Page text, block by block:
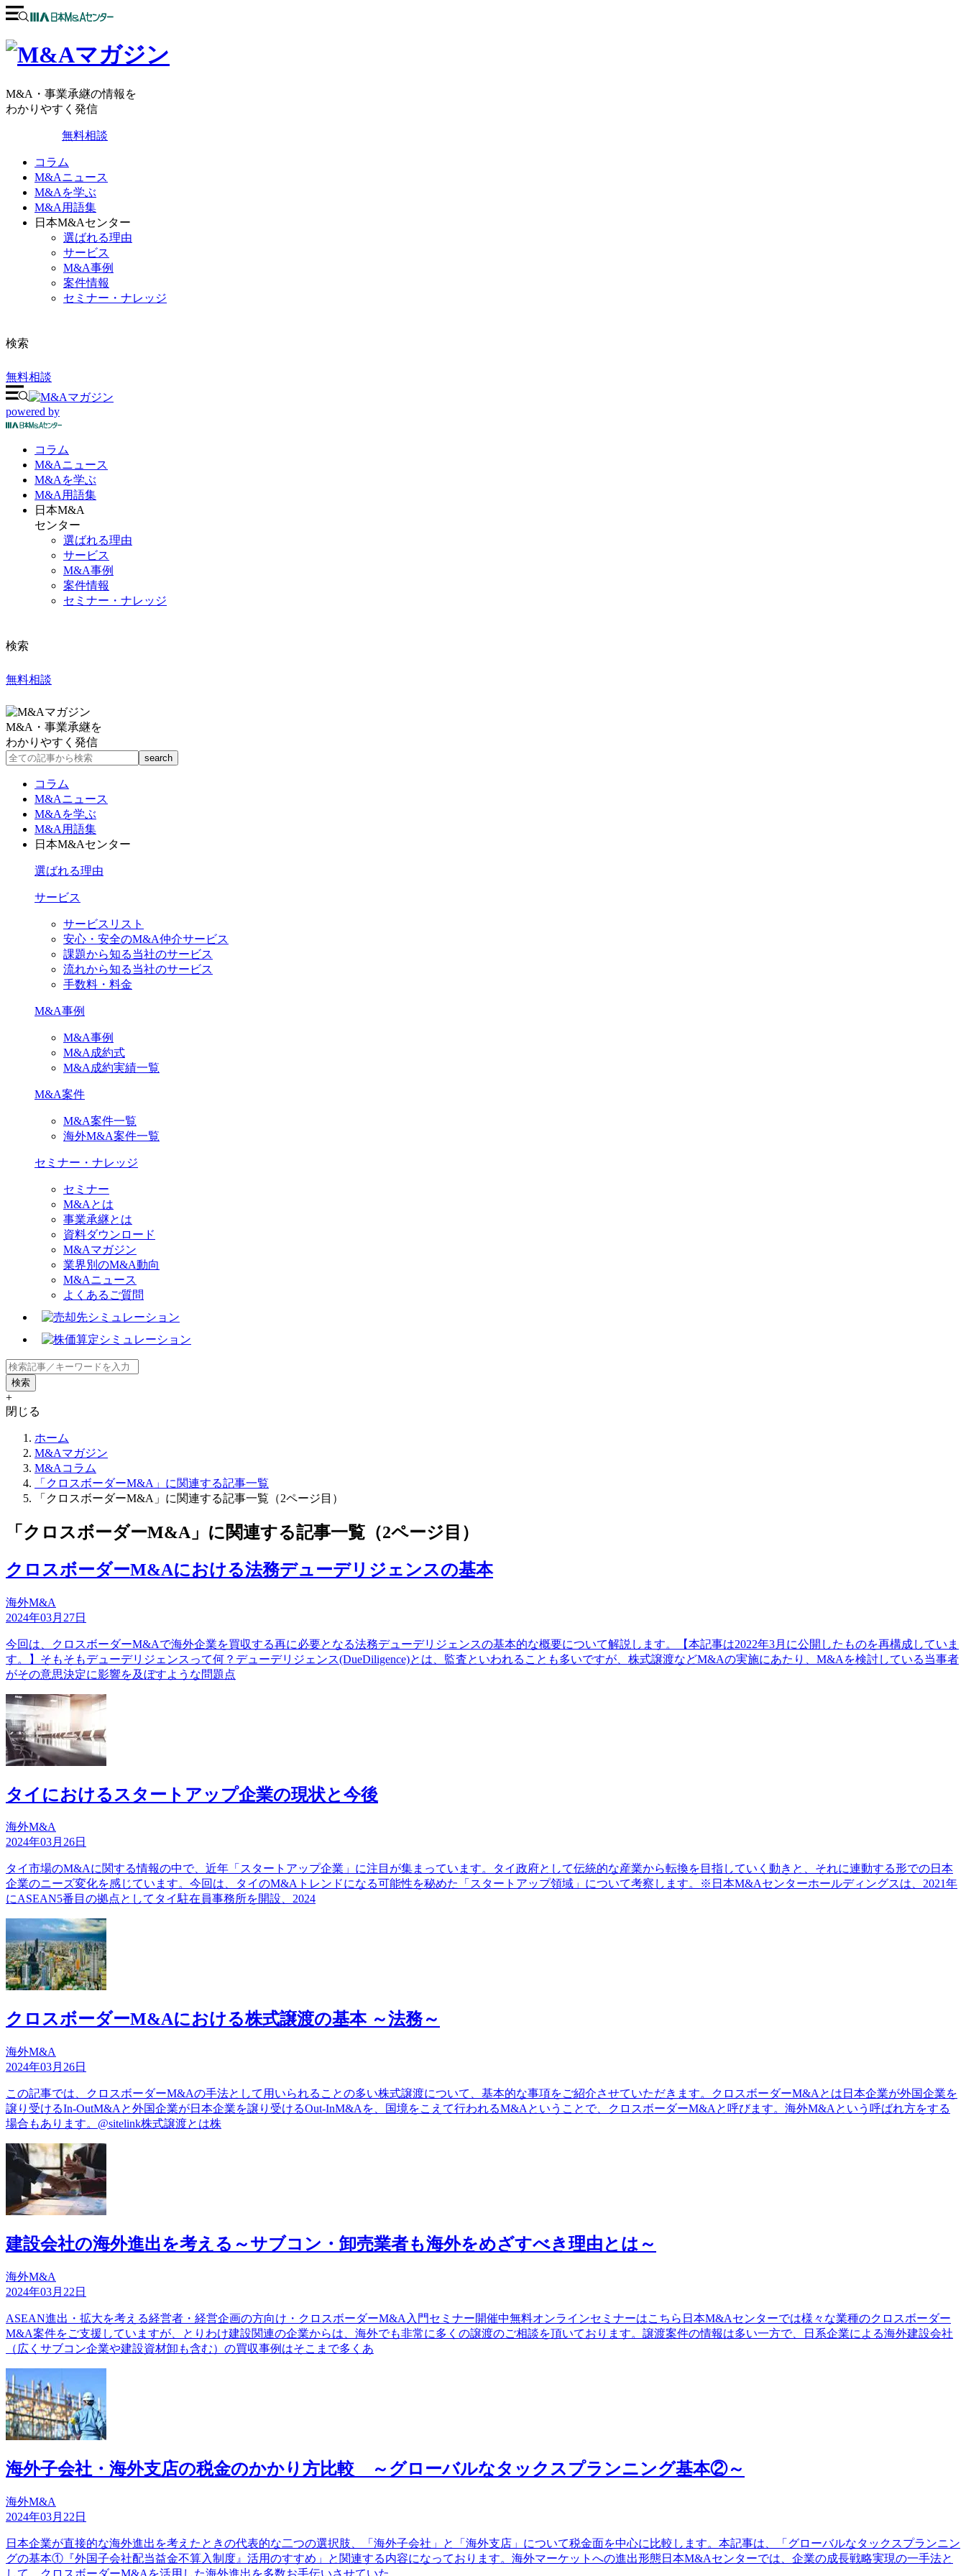
M&A・事業承継の情報を
わかりやすく発信
無料相談
コラム
M&Aニュース
M&Aを学ぶ
M&A用語集
日本M&Aセンター
選ばれる理由
サービス
M&A事例
案件情報
セミナー・ナレッジ
検索
無料相談
powered by
コラム
M&Aニュース
M&Aを学ぶ
M&A 用語集
日本M&A
センター
選ばれる理由
サービス
M&A事例
案件情報
セミナー・ナレッジ
検索
無料相談
M&A・事業承継を
わかりやすく発信
コラム
M&Aニュース
M&Aを学ぶ
M&A用語集
日本M&Aセンター
選ばれる理由
サービス
サービスリスト
安心・安全のM&A仲介サービス
課題から知る当社のサービス
流れから知る当社のサービス
手数料・料金
M&A事例
M&A事例
M&A成約式
M&A成約実績一覧
M&A案件
M&A案件一覧
海外M&A案件一覧
セミナー・ナレッジ
セミナー
M&Aとは
事業承継とは
資料ダウンロード
M&Aマガジン
業界別のM&A動向
M&Aニュース
よくあるご質問
+
閉じる
ホーム
M&Aマガジン
M&Aコラム
「クロスボーダーM&A」に関連する記事一覧
「クロスボーダーM&A」に関連する記事一覧（2ページ目）
「クロスボーダーM&A」に関連する記事一覧（2ページ目）
クロスボーダーM&Aにおける法務デューデリジェンスの基本
海外M&A
2024年03月27日
今回は、クロスボーダーM&Aで海外企業を買収する再に必要となる法務デューデリジェンスの基本的な概要について解説します。【本記事は2022年3月に公開したものを再構成していま
す。】そもそもデューデリジェンスって何？デューデリジェンス(DueDiligence)とは、監査といわれることも多いですが、株式譲渡などM&Aの実施にあたり、M&Aを検討している当事者
がその意思決定に影響を及ぼすような問題点
タイにおけるスタートアップ企業の現状と今後
海外M&A
2024年03月26日
タイ市場のM&Aに関する情報の中で、近年「スタートアップ企業」に注目が集まっています。タイ政府として伝統的な産業から転換を目指していく動きと、それに連動する形での日本
企業のニーズ変化を感じています。今回は、タイのM&Aトレンドになる可能性を秘めた「スタートアップ領域」について考察します。※日本M&Aセンターホールディングスは、2021年
にASEAN5番目の拠点としてタイ駐在員事務所を開設、2024
クロスボーダーM&Aにおける株式譲渡の基本 ～法務～
海外M&A
2024年03月26日
この記事では、クロスボーダーM&Aの手法として用いられることの多い株式譲渡について、基本的な事項をご紹介させていただきます。クロスボーダーM&Aとは日本企業が外国企業を
譲り受けるIn-OutM&Aと外国企業が日本企業を譲り受けるOut-InM&Aを、国境をこえて行われるM&Aということで、クロスボーダーM&Aと呼びます。海外M&Aという呼ばれ方をする
場合もあります。@sitelink株式譲渡とは株
建設会社の海外進出を考える～サブコン・卸売業者も海外をめざすべき理由とは～
海外M&A
2024年03月22日
ASEAN進出・拡大を考える経営者・経営企画の方向け・クロスボーダーM&A入門セミナー開催中無料オンラインセミナーはこちら日本M&Aセンターでは様々な業種のクロスボーダー
M&A案件をご支援していますが、とりわけ建設関連の企業からは、海外でも非常に多くの譲渡のご相談を頂いております。譲渡案件の情報は多い一方で、日系企業による海外建設会社
（広くサブコン企業や建設資材卸も含む）の買収事例はそこまで多くあ
海外子会社・海外支店の税金のかかり方比較 ～グローバルなタックスプランニング基本②～
海外M&A
2024年03月22日
日本企業が直接的な海外進出を考えたときの代表的な二つの選択肢、「海外子会社」と「海外支店」について税金面を中心に比較します。本記事は、「グローバルなタックスプランニン
グの基本①『外国子会社配当益金不算入制度』活用のすすめ」と関連する内容になっております。海外マーケットへの進出形態日本M&Aセンターでは、企業の成長戦略実現の一手法と
して、クロスボーダーM&Aを活用した海外進出を多数お手伝いさせていた